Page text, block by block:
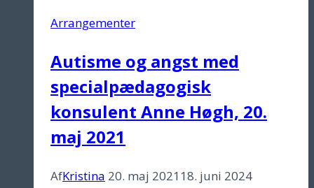
Anne
27.
april
2021
Arrangementer
Autisme og angst med
specialpædagogisk
konsulent Anne Høgh, 20.
maj 2021
AfKristina 20. maj 202118. juni 2024